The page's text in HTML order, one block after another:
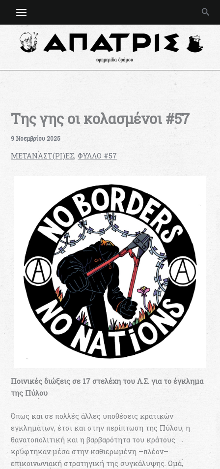
περιεχόμενο
Της γης οι κολασμένοι #57
9 Νοεμβρίου 2025
ΜΕΤΑΝΑΣΤ(ΡΙ)ΕΣ,ΦΥΛΛΟ #57
Ποινικές διώξεις σε 17 στελέχη του Λ.Σ. για το έγκλημα
της Πύλου
Όπως και σε πολλές άλλες υποθέσεις κρατικών
εγκλημάτων, έτσι και στην περίπτωση της Πύλου, η
θανατοπολιτική και η βαρβαρότητα του κράτους
κρύφτηκαν μέσα στην καθιερωμένη –πλέον–
επικοινωνιακή στρατηγική της συγκάλυψης. Ωμά,